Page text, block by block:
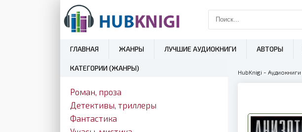
ГЛАВНАЯ ЖАНРЫ ЛУЧШИЕ АУДИОКНИГИ АВТОРЫ
HubKnigi - Аудиокниги
КАТЕГОРИИ (ЖАНРЫ)
Роман, проза
Детективы, триллеры
Фантастика